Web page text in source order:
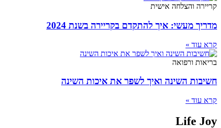
קריירה והצלחה אישית
מדריך מעשי: איך להתקדם בקריירה בשנת 2024
קרא עוד »
בריאות ורפואה
חשיבות השינה ואיך לשפר את איכות השינה
קרא עוד »
Life Joy